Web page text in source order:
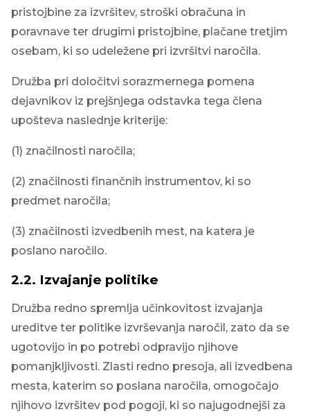
pristojbine za izvršitev, stroški obračuna in
poravnave ter drugimi pristojbine, plačane tretjim
osebam, ki so udeležene pri izvršitvi naročila.
Družba pri določitvi sorazmernega pomena
dejavnikov iz prejšnjega odstavka tega člena
upošteva naslednje kriterije:
(1) značilnosti naročila;
(2) značilnosti finančnih instrumentov, ki so
predmet naročila;
(3) značilnosti izvedbenih mest, na katera je
poslano naročilo.
2.2. Izvajanje politike
Družba redno spremlja učinkovitost izvajanja
ureditve ter politike izvrševanja naročil, zato da se
ugotovijo in po potrebi odpravijo njihove
pomanjkljivosti. Zlasti redno presoja, ali izvedbena
mesta, katerim so poslana naročila, omogočajo
njihovo izvršitev pod pogoji, ki so najugodnejši za